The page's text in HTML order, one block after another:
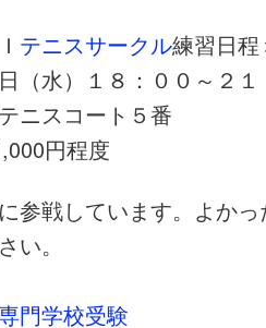
テニスサークル練習日程
（水）１８：００～２
ニスコート５番
円程度
参戦しています。よか
い。
門学校受験